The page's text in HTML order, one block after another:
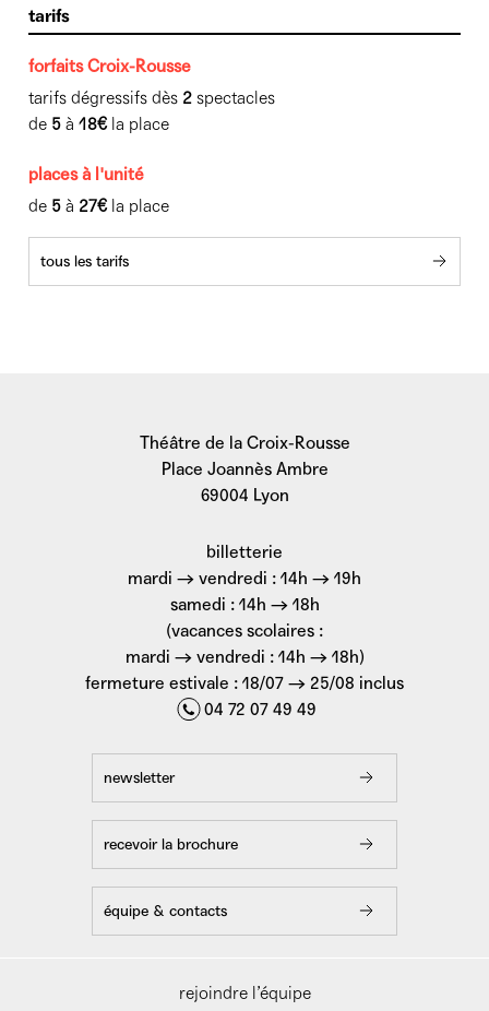
sonore
Coproduction : Tandem Douai-Arras–Théâtre d’Arras /
Montévidéo – créations contemporaines, Marseille /
Théâtre de Vanves / CDN Orléans / Scène nationale
© Anthony Anciaux
tarifs
forfaits Croix-Rousse
tarifs dégressifs dès 2 spectacles
de 5 à18€la place
places à l'unité
de 5 à 27€la place
tous les tarifs
Théâtre de la Croix-Rousse
Place Joannès Ambre
69004 Lyon
billetterie
mardi → vendredi : 14h → 19h
samedi : 14h → 18h
(vacances scolaires :
mardi → vendredi : 14h → 18h)
fermeture estivale : 18/07 → 25/08 inclus
04 72 07 49 49
newsletter
recevoir la brochure
équipe & contacts
rejoindre l’équipe